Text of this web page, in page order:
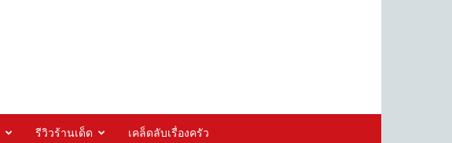
รีวิวร้านเด็ด เคล็ดลับเรื่องครัว